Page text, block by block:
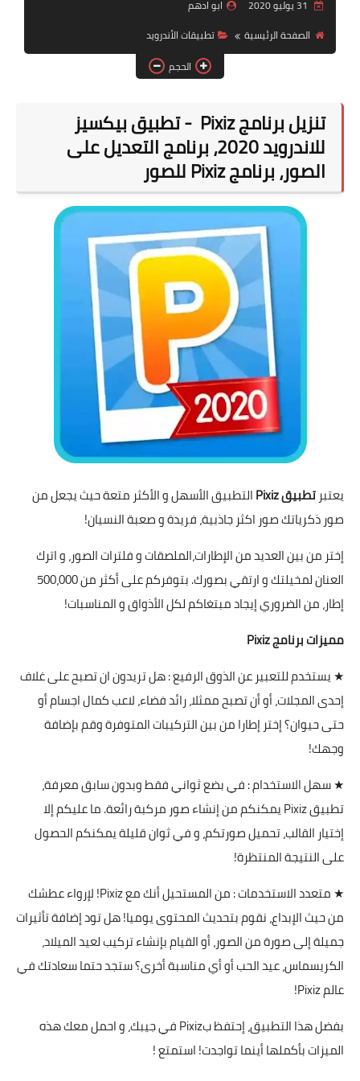
قسم البرامج
ابو ادهم
الصفحة الرئيسية
تطبيقات الأندرويد
الحجم
تنزيل برنامج Pixiz - تطبيق بيكسيز
للاندرويد 2020، برنامج التعديل على
الصور، برنامج Pixiz للصور
يعتبر تطبيق Pixiz
التطبيق الأسهل و الأكثر متعة حيث يجعل من
صور ذكرياتك صور اكثر جاذبية، فريدة و صعبة النسيان!
إختر من بين العديد من الإطارات،الملصقات و فلترات الصور، و اترك
العنان لمخيلتك و ارتقي بصورك. بتوفركم على أكثر من 500،000
إطار، من الضروري إيجاد مبتغاكم لكل الأذواق و المناسبات!
مميزات برنامج Pixiz
★ يستخدم للتعبير عن الذوق الرفيع :هل تريدون ان تصبح على غلاف
إحدى المجلات، أو أن تصبح ممثلا، رائد فضاء، لاعب كمال اجسام أو
حتى حيوان؟ إختر إطارا من بين التركيبات المتوفرة وقم بإضافة
وجهك!
★ سهل الاستخدام : في بضع ثواني فقط وبدون سابق معرفة،
تطبيق Pixiz يمكنكم من إنشاء صور مركبة رائعة. ما عليكم إلا
إختيار القالب، تحميل صورتكم، و في ثوان قليلة يمكنكم الحصول
على النتيجة المنتظرة!
★ متعدد الاستخدمات : من المستحيل أنك مع Pixiz! لإرواء عطشك
من حيث الإبداع، نقوم بتحديث المحتوى يوميا! هل تود إضافة تأثيرات
جميلة إلى صورة من الصور، أو القيام بإنشاء تركيب لعيد الميلاد،
الكريسماس، عيد الحب أو أي مناسبة أخرى؟ ستجد حتما سعادتك في
عالم Pixiz!
بفضل هذا التطبيق، إحتفظ بPixiz في جيبك، و احمل معك هذه
الميزات بأكملها أينما تواجدت! استمتع !